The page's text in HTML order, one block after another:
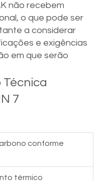
não recebem
o que pode ser
a considerar
e exigências
em que serão
Técnica
7
conforme
térmico